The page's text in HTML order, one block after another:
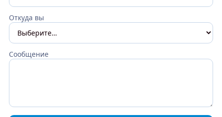
Откуда вы
Сообщение